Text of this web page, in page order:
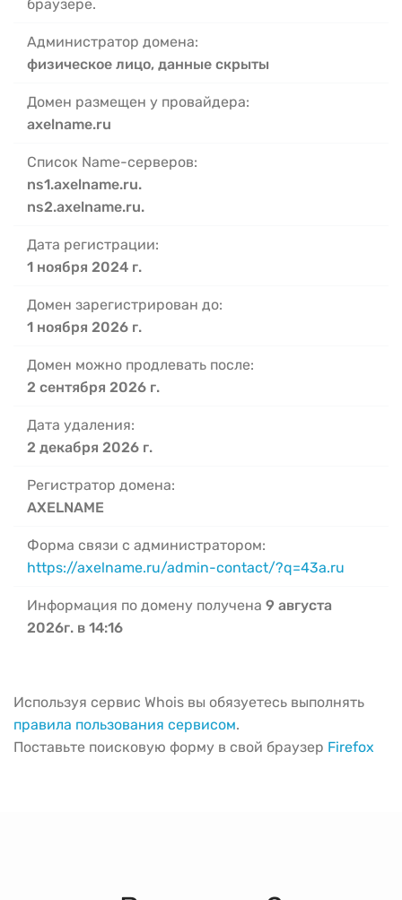
браузере.
Администратор домена:
физическое лицо, данные скрыты
Домен размещен у провайдера:
axelname.ru
Список Name-серверов:
ns1.axelname.ru.
ns2.axelname.ru.
Дата регистрации:
1 ноября 2024 г.
Домен зарегистрирован до:
1 ноября 2026 г.
Домен можно продлевать после:
2 сентября 2026 г.
Дата удаления:
2 декабря 2026 г.
Регистратор домена:
AXELNAME
Форма связи с администратором:
https://axelname.ru/admin-contact/?q=43a.ru
Информация по домену получена 9 августа
2026г. в 14:16
Используя сервис Whois вы обязуетесь выполнять
правила пользования сервисом.
Поставьте поисковую форму в свой браузер Firefox